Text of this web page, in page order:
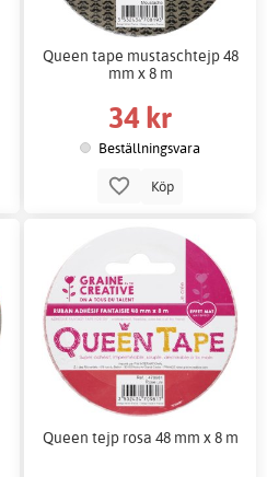
Queen tape mustaschtejp 48
mm x 8 m
34 kr
Beställningsvara
Köp
Queen tejp rosa 48 mm x 8 m